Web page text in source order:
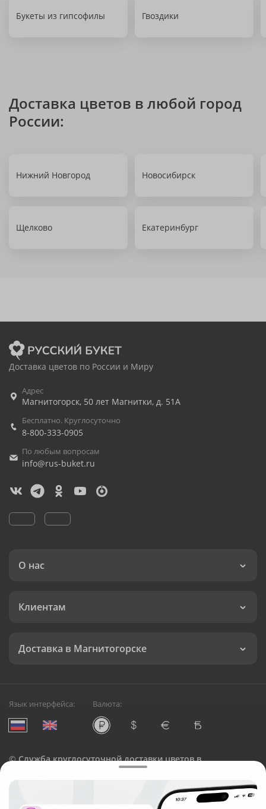
Букеты из гипсофилы Гвоздики
Доставка цветов в любой город
России:
Нижний Новгород Новосибирск
Щелково Екатеринбург
Доставка цветов по России и Миру
Адрес
Магнитогорск, 50 лет Магнитки, д. 51А
Бесплатно. Круглосуточно
8-800-333-0905
По любым вопросам
info@rus-buket.ru
О нас
Клиентам
Доставка в Магнитогорске
Язык интерфейса: Валюта:
©Служба круглосуточной доставки цветов в
Русский Букет, 2026
Общество с ограниченной ответственностью «Технология»